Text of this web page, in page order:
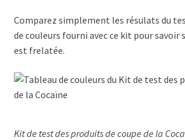
Comparez simplement les résulats du
de couleurs fourni avec ce kit pour savoir
est frelatée.
Kit de test des produits de coupe de la